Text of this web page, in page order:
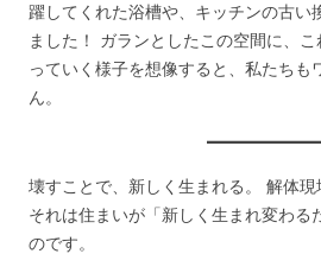
躍してくれた浴槽や、キッチンの古い
ました！ ガランとしたこの空間に、
っていく様子を想像すると、私たちも
ん。
壊すことで、新しく生まれる。 解体現
それは住まいが「新しく生まれ変わる
のです。